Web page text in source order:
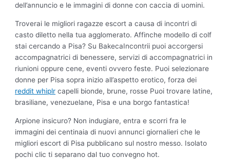
dell’annuncio e le immagini di donne con caccia di uomini.
Troverai le migliori ragazze escort a causa di incontri di
casto diletto nella tua agglomerato. Affinche modello di colf
stai cercando a Pisa? Su BakecaIncontrii puoi accorgersi
accompagnatrici di benessere, servizi di accompagnatrici in
riunioni oppure cene, eventi ovvero feste. Puoi selezionare
donne per Pisa sopra inizio all’aspetto erotico, forza dei
reddit whiplr capelli bionde, brune, rosse Puoi trovare latine,
brasiliane, venezuelane, Pisa e una borgo fantastica!
Arpione insicuro? Non indugiare, entra e scorri fra le
immagini dei centinaia di nuovi annunci giornalieri che le
migliori escort di Pisa pubblicano sul nostro messo. Isolato
pochi clic ti separano dal tuo convegno hot.